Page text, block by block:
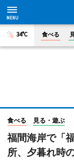
34°C 食べる
食べる 見る・遊ぶ
福間海岸で「
所、夕暮れ時